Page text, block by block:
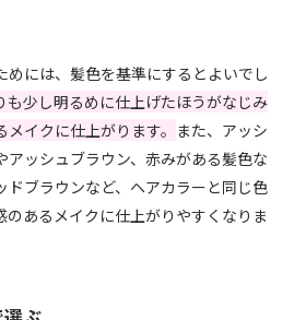
めには、髪色を基準にするとよいでし
も少し明るめに仕上げたほうがなじみ
イクに仕上がります。 また、アッシ
アッシュブラウン、赤みがある髪色な
ドブラウンなど、ヘアカラーと同じ色
のあるメイクに仕上がりやすくなりま